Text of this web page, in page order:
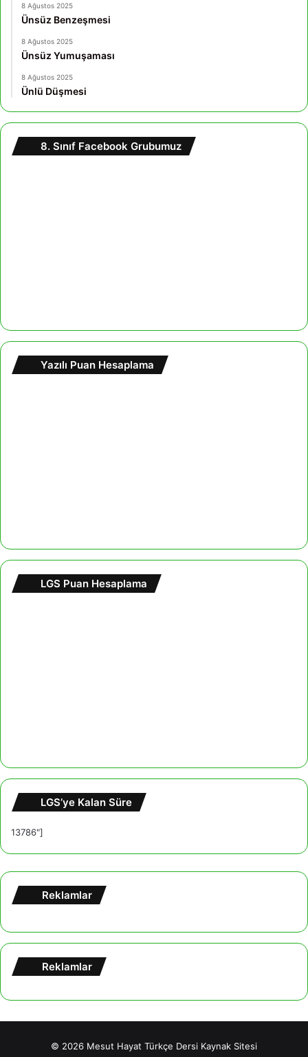
8 Ağustos 2025
Ünsüz Benzeşmesi
8 Ağustos 2025
Ünsüz Yumuşaması
8 Ağustos 2025
Ünlü Düşmesi
8. Sınıf Facebook Grubumuz
Yazılı Puan Hesaplama
LGS Puan Hesaplama
LGS’ye Kalan Süre
13786"]
Reklamlar
Reklamlar
© 2026 Mesut Hayat Türkçe Dersi Kaynak Sitesi